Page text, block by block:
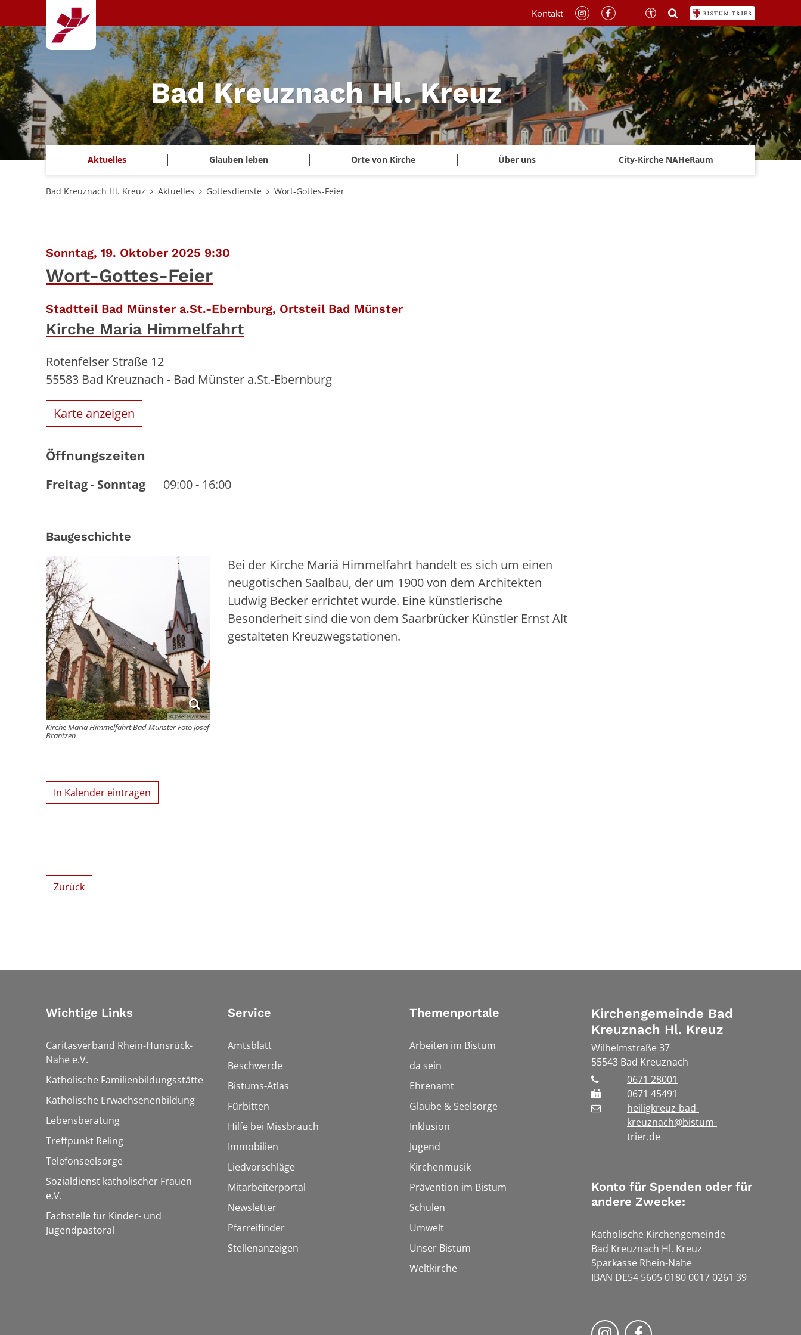
Zum Inhalt springen
Bad Kreuznach Hl. Kreuz
Aktuelles Glauben leben Orte von Kirche Über uns City-Kirche NAHeRaum
Kontakt
Bad Kreuznach Hl. Kreuz Aktuelles Gottesdienste Wort-Gottes-Feier
Sonntag, 19. Oktober 2025 9:30
Wort-Gottes-Feier
Stadtteil Bad Münster a.St.-Ebernburg, Ortsteil Bad Münster:
Kirche Maria Himmelfahrt
Rotenfelser Straße 12
55583 Bad Kreuznach - Bad Münster a.St.-Ebernburg
Karte anzeigen
Öffnungszeiten
Freitag- Sonntag 09:00- 16:00
Baugeschichte
© Josef Brantzen
Kirche Maria Himmelfahrt Bad Münster Foto Josef
Brantzen
Bei der Kirche Mariä Himmelfahrt handelt es sich um einen
neugotischen Saalbau, der um 1900 von dem Architekten
Ludwig Becker errichtet wurde. Eine künstlerische
Besonderheit sind die von dem Saarbrücker Künstler Ernst Alt
gestalteten Kreuzwegstationen.
In Kalender eintragen
Zurück
Wichtige Links
Caritasverband Rhein-Hunsrück-
Nahe e.V.
Katholische Familienbildungsstätte
Katholische Erwachsenenbildung
Lebensberatung
Treffpunkt Reling
Telefonseelsorge
Sozialdienst katholischer Frauen
e.V.
Fachstelle für Kinder- und
Jugendpastoral
Service
Amtsblatt
Beschwerde
Bistums-Atlas
Fürbitten
Hilfe bei Missbrauch
Immobilien
Liedvorschläge
Mitarbeiterportal
Newsletter
Pfarreifinder
Stellenanzeigen
Themenportale
Arbeiten im Bistum
da sein
Ehrenamt
Glaube & Seelsorge
Inklusion
Jugend
Kirchenmusik
Prävention im Bistum
Schulen
Umwelt
Unser Bistum
Weltkirche
Kirchengemeinde Bad
Kreuznach Hl. Kreuz
Wilhelmstraße 37
55543 Bad Kreuznach
0671 28001
0671 45491
heiligkreuz-bad-
kreuznach@bistum-
trier.de
Konto für Spenden oder für
andere Zwecke:
Katholische Kirchengemeinde
Bad Kreuznach Hl. Kreuz
Sparkasse Rhein-Nahe
IBAN DE54 5605 0180 0017 0261 39
Bistum Trier auf Instragram
Bistum Trier auf Facebook